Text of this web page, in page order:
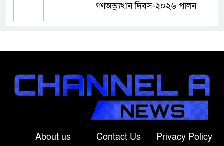
গণঅভ্যুত্থান দিবস-২০২৬ পালন
আলোচনা সভা ও প্রামাণ্যচিত্র প্রদর্শন
বাগাতিপাড়ায় বাউয়েটে ‘জুলাই
গণঅভ্যুত্থান দিবস’ পালিত
শিক্ষার্থীদের বিক্ষো’ভ, মোটরসাইকেলে
About us Contact Us Privacy Policy